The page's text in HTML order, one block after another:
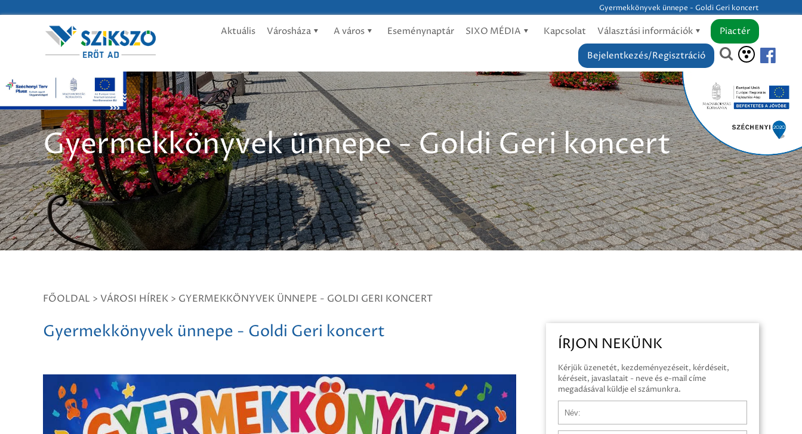
Gyermekkönyvek ünnepe - Goldi Geri koncert
Aktuális Városháza A város Eseménynaptár SIXO MÉDIA Kapcsolat Választási információk
Piactér
Bejelentkezés/Regisztráció
Gyermekkönyvek ünnepe - Goldi Geri koncert
FŐOLDAL > VÁROSI HÍREK > GYERMEKKÖNYVEK ÜNNEPE - GOLDI GERI KONCERT
Gyermekkönyvek ünnepe - Goldi Geri koncert
ÍRJON NEKÜNK
Kérjük üzenetét, kezdeményezéseit, kérdéseit,
kéréseit, javaslatait - neve és e-mail címe
megadásával küldje el számunkra.